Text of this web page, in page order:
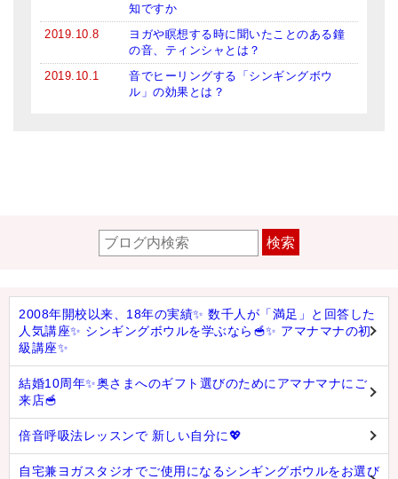
知ですか
2019.10.8
ヨガや瞑想する時に聞いたことのある鐘
の音、ティンシャとは？
2019.10.1
音でヒーリングする「シンギングボウ
ル」の効果とは？
検索
2008年開校以来、18年の実績✨ 数千人が「満足」と回答した
人気講座✨ シンギングボウルを学ぶなら🥣✨ アマナマナの初
級講座✨
結婚10周年✨奥さまへのギフト選びのためにアマナマナにご
来店🥣
倍音呼吸法レッスンで 新しい自分に💖
自宅兼ヨガスタジオでご使用になるシンギングボウルをお選び